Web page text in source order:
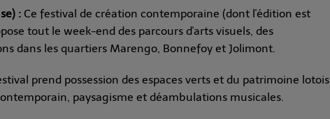
: Ce festival de création contemporaine (dont l'édition est
tout le week-end des parcours d'arts visuels, des
dans les quartiers Marengo, Bonnefoy et Jolimont.
prend possession des espaces verts et du patrimoine lotois
paysagisme et déambulations musicales.